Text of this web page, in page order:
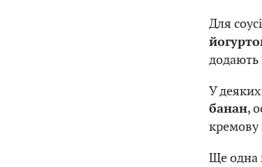
Для
У
банан,
кремову
Ще одна